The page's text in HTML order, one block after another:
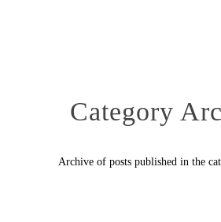
Category
Archive of posts published in the